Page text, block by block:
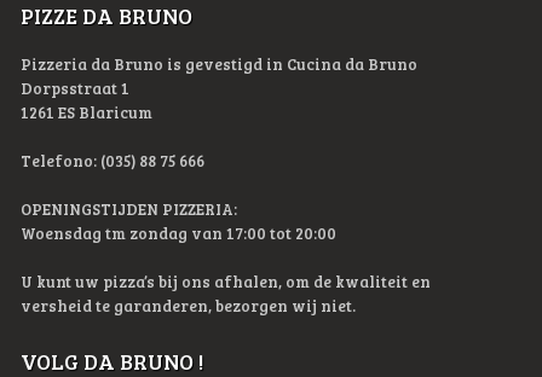
PIZZE DA BRUNO
Pizzeria da Bruno is gevestigd in Cucina da Bruno
Dorpsstraat 1
1261 ES Blaricum
Telefono: (035) 88 75 666
OPENINGSTIJDEN PIZZERIA:
Woensdag tm zondag van 17:00 tot 20:00
U kunt uw pizza’s bij ons afhalen, om de kwaliteit en
versheid te garanderen, bezorgen wij niet.
VOLG DA BRUNO !